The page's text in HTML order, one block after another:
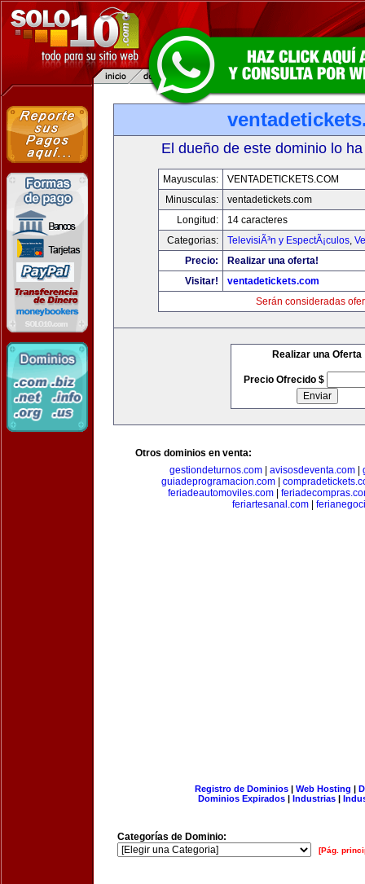
El dueño de este dominio lo
Mayusculas:
VENTADETICKETS.COM
Minusculas:
ventadetickets.com
Longitud:
14 caracteres
Categorias:
TelevisiÃ³n y EspectÃ¡culos,
Precio:
Realizar una oferta!
Visitar!
ventadetickets.com
Serán consideradas
Realizar una Oferta
Precio Ofrecido $
Otros dominios en venta:
gestiondeturnos.com| avisosdeventa.com|
guiadeprogramacion.com|
feriadeautomoviles.com
feriartesanal.com|
Registro de Dominios| Web Hosting |
Dominios Expirados | Industrias |
Categorías de Dominio:
[Pág.